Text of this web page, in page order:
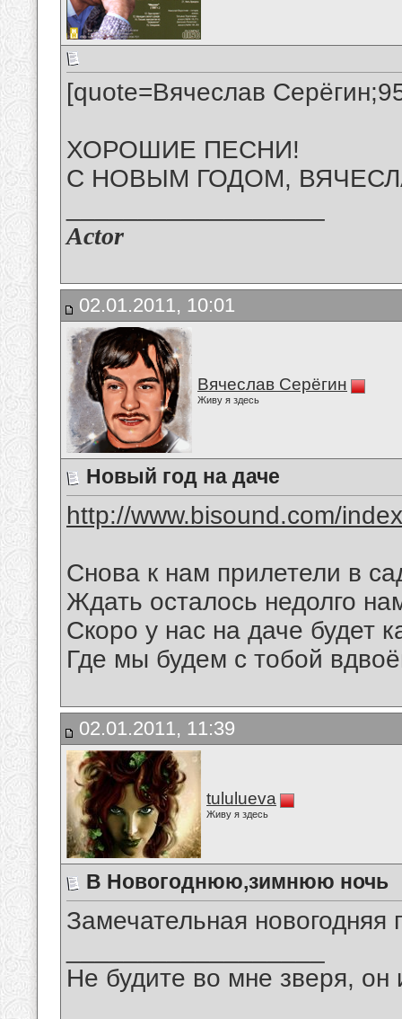
[quote=Вячеслав
ХОРОШИЕ ПЕСНИ!
С НОВЫМ ГОДОМ,
Actor
02.01.2011, 10:01
Вячеслав Серёгин
Живу я здесь
Новый год на даче
http://www.bisound.com/
Снова к нам прилетели в
Ждать осталось недолго
Скоро у нас на даче будет
Где мы будем с тобой
02.01.2011, 11:39
tululueva
Живу я здесь
В Новогоднюю,зимнюю ночь
Замечательная
Не будите во мне зверя, он